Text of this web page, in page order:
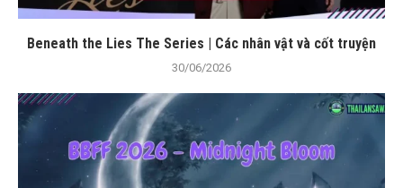
Beneath the Lies The Series | Các nhân vật và cốt truyện
30/06/2026